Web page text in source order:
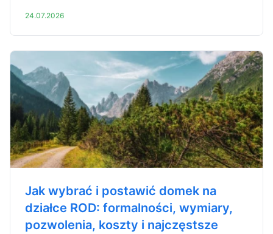
24.07.2026
Jak wybrać i postawić domek na
działce ROD: formalności, wymiary,
pozwolenia, koszty i najczęstsze